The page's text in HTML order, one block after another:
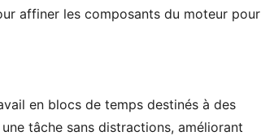
affiner les composants du moteur pour
en blocs de temps destinés à des
tâche sans distractions, améliorant